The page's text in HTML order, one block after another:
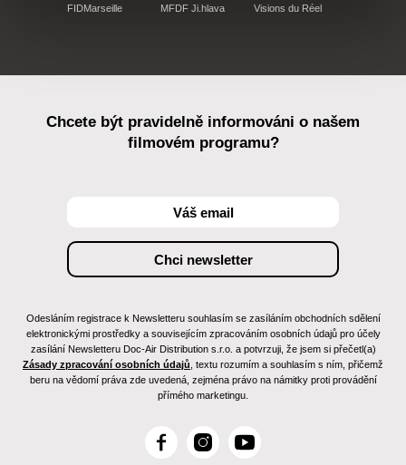
FIDMarseille MFDF Ji.hlava Visions du Réel
Chcete být pravidelně informováni o našem
filmovém programu?
Odesláním registrace k Newsletteru souhlasím se zasíláním obchodních sdělení
elektronickými prostředky a souvisejícím zpracováním osobních údajů pro účely
zasílání Newsletteru Doc-Air Distribution s.r.o. a potvrzuji, že jsem si přečetl(a)
Zásady zpracování osobních údajů , textu rozumím a souhlasím s ním, přičemž
beru na vědomí práva zde uvedená, zejména právo na námitky proti provádění
přímého marketingu.
F
I
Y